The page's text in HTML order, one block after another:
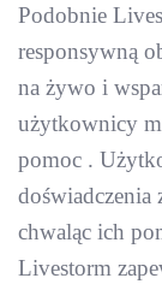
Podobnie
responsywną
na żywo i
użytkownicy
pomoc .
doświadczenia
chwaląc ich
Livestorm